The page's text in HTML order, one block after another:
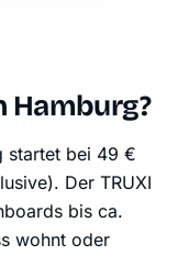
startet bei 49 €
Der TRUXI
bis ca.
wohnt oder